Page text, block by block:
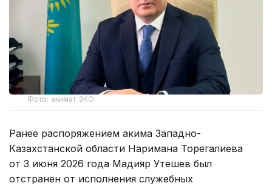
Фото: акимат ЗКО
Ранее распоряжением акима Западно-
Казахстанской области Наримана Торегалиева
от 3 июня 2026 года Мадияр Утешев был
отстранен от исполнения служебных